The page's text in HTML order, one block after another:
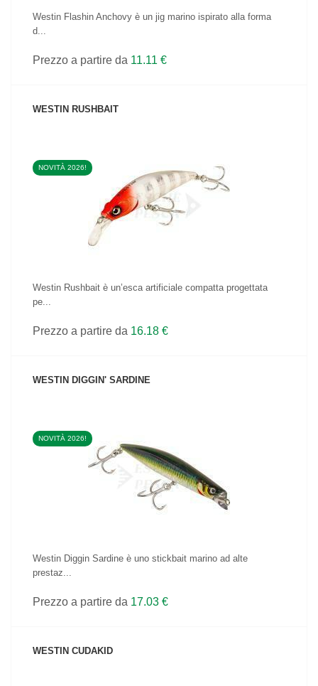
Westin Flashin Anchovy è un jig marino ispirato alla forma
d...
Prezzo a partire da 11.11 €
WESTIN RUSHBAIT
NOVITÀ 2026!
VEDI IL PRODOTTO
Westin Rushbait è un’esca artificiale compatta progettata
pe...
Prezzo a partire da 16.18 €
WESTIN DIGGIN' SARDINE
NOVITÀ 2026!
VEDI IL PRODOTTO
Westin Diggin Sardine è uno stickbait marino ad alte
prestaz...
Prezzo a partire da 17.03 €
WESTIN CUDAKID